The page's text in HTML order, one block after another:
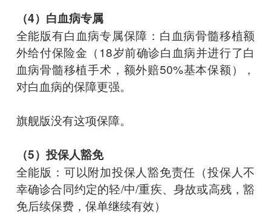
（4）白血病专属
全能版有白血病专属保障：白血病骨髓移植额
外给付保险金（18岁前确诊白血病并进行了白
血病骨髓移植手术，额外赔50%基本保额），
对白血病的保障更强。
旗舰版没有这项保障。
（5）投保人豁免
全能版：可以附加投保人豁免责任（投保人不
幸确诊合同约定的轻/中/重疾、身故或高残，豁
免后续保费，保单继续有效）